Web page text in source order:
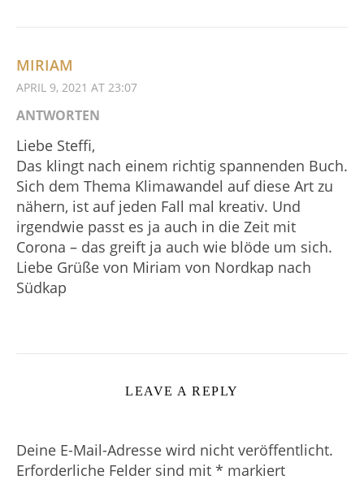
MIRIAM
APRIL 9, 2021 AT 23:07
ANTWORTEN
Liebe Steffi,
Das klingt nach einem richtig spannenden Buch.
Sich dem Thema Klimawandel auf diese Art zu
nähern, ist auf jeden Fall mal kreativ. Und
irgendwie passt es ja auch in die Zeit mit
Corona – das greift ja auch wie blöde um sich.
Liebe Grüße von Miriam von Nordkap nach
Südkap
LEAVE A REPLY
Deine E-Mail-Adresse wird nicht veröffentlicht.
Erforderliche Felder sind mit * markiert